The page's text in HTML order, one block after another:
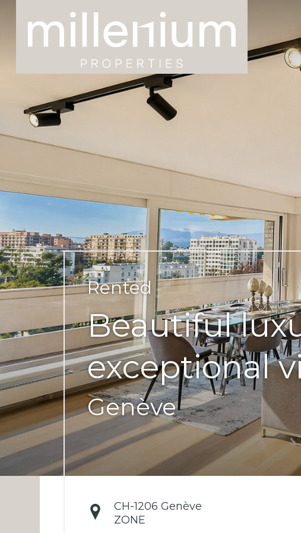
Rented
Beautiful
exceptional
Genève
CH-1206 Genève
ZONE